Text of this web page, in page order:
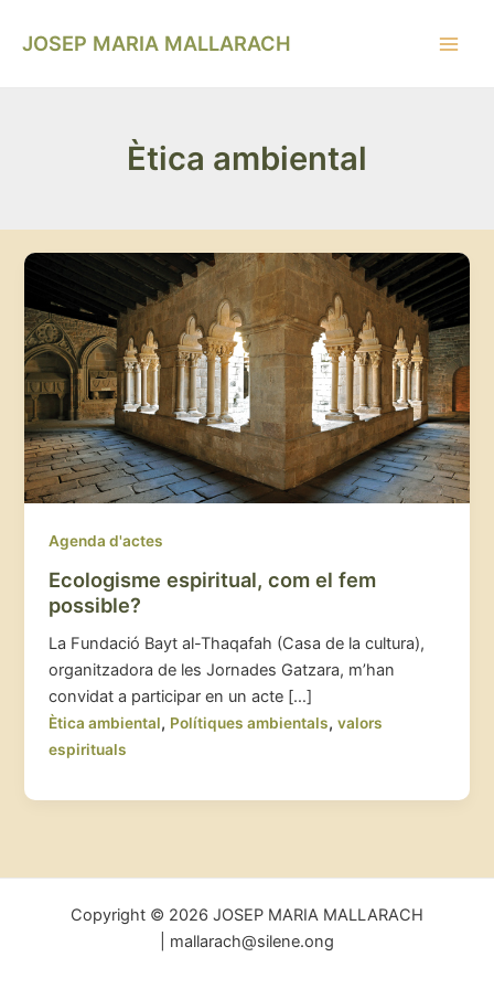
JOSEP MARIA MALLARACH
Ètica ambiental
Agenda d'actes
Ecologisme espiritual, com el fem
possible?
La Fundació Bayt al-Thaqafah (Casa de la cultura),
organitzadora de les Jornades Gatzara, m’han
convidat a participar en un acte […]
Ètica ambiental, Polítiques ambientals,valors
espirituals
Copyright © 2026 JOSEP MARIA MALLARACH
| mallarach@silene.ong